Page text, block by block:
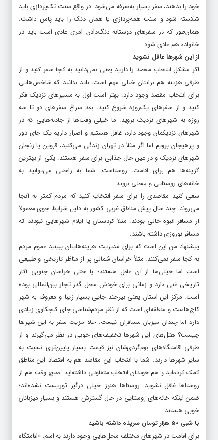
خود را بدهند، سفر بسیار به‌صرفه می‌شود. در واقع سنت تک‌پردازی باید
شکسته شود و سنت همه‌پردازی یا همان دنگ را باید پاس داشت.
همان‌طور که در سفرهای دوستانه دنگ‌دادن امری عادی است باید در
خانواده هم عادی شود.
از این شهرها غافل نشوید
اگر مشکل انتخاب مقصد را دارید یعنی نمی‌دانید به کجا سفر کنید و از
طرفی هزینه هم برایتان خیلی مهم است، باید بدانید که شاخص‌هایی
برای انتخاب مقصد وجود دارد. بهتر است اول به مسیرهای نزدیک فکر
کنید و از سفرهای یک‌روزه شروع کنید، بعد سراغ سفرهای دو تا سه
روزه به شهرهای نزدیک بروید. ما خیلی وقت‌ها از جاذبه‌هایی که در
شهرهای نزدیکمان وجود دارد، غافل هستیم و اصرار داریم یک جای دور
و پرهیجان برویم اما اگر مثلاً در تهران زندگی می‌کنید، قزوین یا زنجان
شهرهای نزدیک و در عین حال جذابی برای سفر هستند. یکی از بهترین
گزینه‌ها هم برای اقامت، روستاست. شما به راحتی می‌توانید به
خانه‌های روستایی و محلی بروید.
سعی کنید مقاصدی را برای سفر انتخاب کنید که مردم کمتر به آنجا
می‌روند. چند سال پیش مناطق غربی کشور به دلیل شرایط جوی معمولاً
از مسافر انبوه خالی بودند. مثلاً کردستان یا ایلام شهرهایی نبودند که
مسافر نوروزی داشته باشند.
پیشنهاد من این است که برای مدیریت هزینه‌هایتان ببینید عموم مردم
به کجا سفر نمی‌کنند. مثلاً خراسان شمالی پر از مناظر تاریخی و طبیعی
است اما خیلی‌ها از آن غافل هستند؛ یا حتی خراسان جنوبی آثار
تاریخی غنی دارد و زمانی برای خودش محل گذر تجار بین‌المللی بوده
است. مرکز این استان یعنی بیرجند جایی بسیار زیبا و معروف به شهر
کاج‌هاست و منطقه‌ای است که از نظر مردم‌شناسی جای کنجکاوی زیادی
دارد اما چندان میزبان مسافران نیست. حالا مزیت سفر به این شهرها
چیست؟ هتل‌های این شهرها تخفیف‌های خوبی در نظر می‌گیرند و از
طرفی اقامتگاه‌های بوم‌گردیشان نیز قیمت بسیار پایین‌تری نسبت به
سایر شهرها دارند. شما با انتخاب این مقاصد هم به اقتصاد این مناطق
کمک کرده‌اید و هم خودتان انتخاب متفاوتی داشته‌اید. هیچ وقت هم از
روستاها غافل نشوید. روستاها هنوز خیلی درگیر توریست نشده‌اند؛
ضمن اینکه خانه‌های روستایی در حال گسترش هستند و بسیار میزبانان
خوبی هستند.
با شبی ۵۰ هزار تومان سرپناه داشته باشید
برای اقامت در شهرهای مختلف محل‌هایی وجود دارند به اسم: «اقامتگاه